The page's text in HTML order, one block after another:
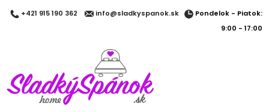
+421 915 190 362 info@sladkyspanok.sk
Pondelok - Piatok:
9:00 - 17:00